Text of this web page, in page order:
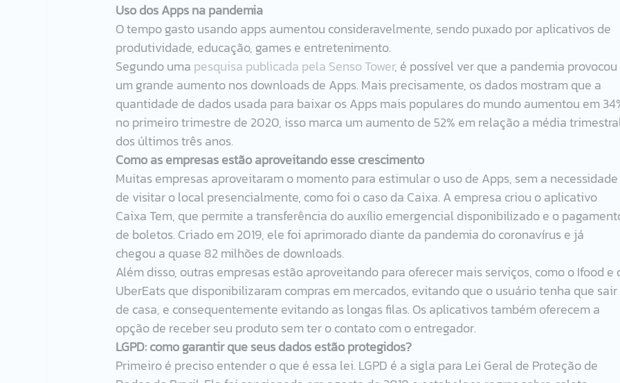
Uso dos Apps na pandemia
O tempo gasto usando apps aumentou consideravelmente, sendo puxado por aplicativos de
produtividade, educação, games e entretenimento.
Segundo uma pesquisa publicada pela Senso Tower, é possível ver que a pandemia provocou
um grande aumento nos downloads de Apps. Mais precisamente, os dados mostram que a
quantidade de dados usada para baixar os Apps mais populares do mundo aumentou em
no primeiro trimestre de 2020, isso marca um aumento de 52% em relação a média
dos últimos três anos.
Como as empresas estão aproveitando esse crescimento
Muitas empresas aproveitaram o momento para estimular o uso de Apps, sem a necessidade
de visitar o local presencialmente, como foi o caso da Caixa. A empresa criou o aplicativo
Caixa Tem, que permite a transferência do auxílio emergencial disponibilizado e o
de boletos. Criado em 2019, ele foi aprimorado diante da pandemia do coronavírus e já
chegou a quase 82 milhões de downloads.
Além disso, outras empresas estão aproveitando para oferecer mais serviços, como o Ifood e
UberEats que disponibilizaram compras em mercados, evitando que o usuário tenha que sair
de casa, e consequentemente evitando as longas filas. Os aplicativos também oferecem a
opção de receber seu produto sem ter o contato com o entregador.
LGPD: como garantir que seus dados estão protegidos?
Primeiro é preciso entender o que é essa lei. LGPD é a sigla para Lei Geral de Proteção de